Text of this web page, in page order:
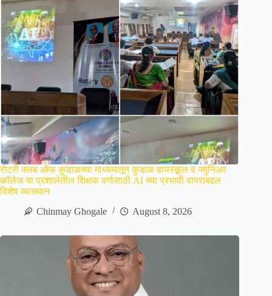
रोटरी क्लब ऑफ कुडाळच्या माध्यमातून कुडाळ हायस्कूल व ज्युनिअर
कॉलेज या प्रशालेतील शिक्षक वर्गासाठी AI च्या प्रभावी वापराबद्दल
विशेष व्याख्यान
Chinmay Ghogale
August 8, 2026